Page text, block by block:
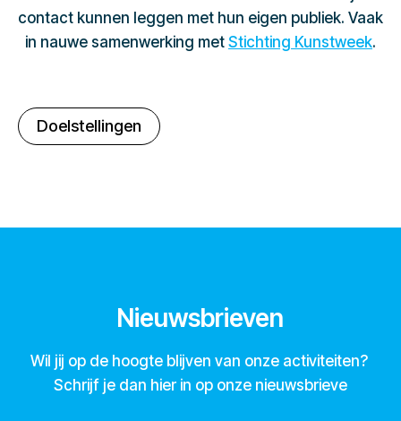
contact kunnen leggen met hun eigen publiek. Vaak
in nauwe samenwerking met Stichting Kunstweek.
Doelstellingen
Nieuwsbrieven
Wil jij op de hoogte blijven van onze activiteiten?
Schrijf je dan hier in op onze nieuwsbrieve